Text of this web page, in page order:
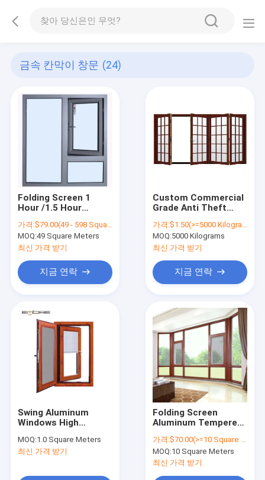
금속 칸막이 창문 (24)
Folding Screen 1
Hour /1.5 Hour
Aluminum Alloy Fire
Proof Glass
Casement Window
가격:$79.00(49 - 598 Square Meters) $75.00(599 - 998 Square Meters) $72.00(>=999 Square Meters)
MOQ:49 Square Meters
최신 가격 받기
지금 연락
Custom Commercial
Grade Anti Theft
Casement Window
가격:$1.50(>=5000 Kilograms)
MOQ:5000 Kilograms
최신 가격 받기
지금 연락
Swing Aluminum
Windows High
Casement Window
Double Glazing
MOQ:1.0 Square Meters
최신 가격 받기
Folding Screen
Aluminum Tempered
Casement Windows
For Home
가격:$70.00(>=10 Square Meters)
MOQ:10 Square Meters
최신 가격 받기